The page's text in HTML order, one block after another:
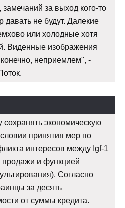
замечаний за выход кого-то
давать не будут. Далекие
или холодные хотя
Виденные изображения
неприемлем", -
сохранять экономическую
принятия мер по
интересов между Igf-1
продажи и функцией
Согласно
за десять
от суммы кредита.